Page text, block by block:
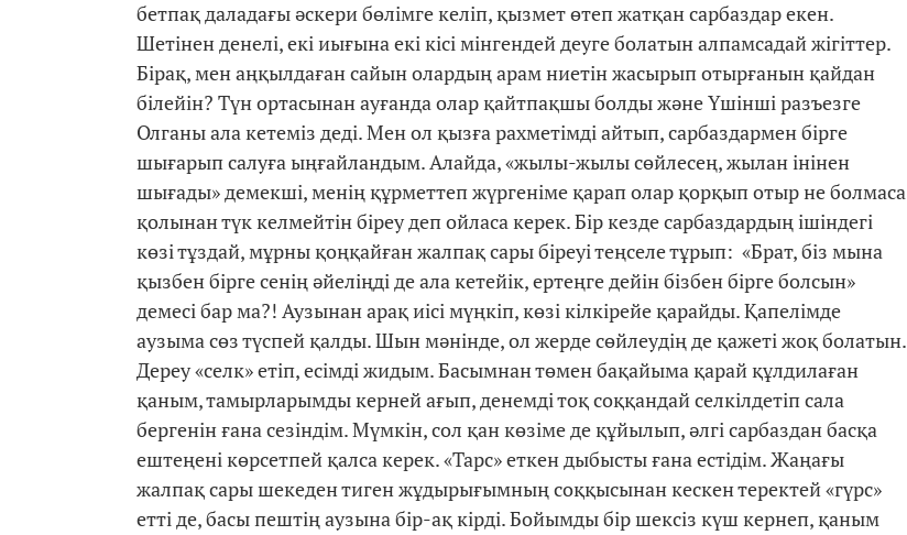
бетпақ даладағы әскери бөлімге келіп, қызмет өтеп жатқан сарбаздар екен.
Шетінен денелі, екі иығына екі кісі мінгендей деуге болатын алпамсадай жігіттер.
Бірақ, мен аңқылдаған сайын олардың арам ниетін жасырып отырғанын қайдан
білейін? Түн ортасынан ауғанда олар қайтпақшы болды және Үшінші разъезге
Олганы ала кетеміз деді. Мен ол қызға рахметімді айтып, сарбаздармен бірге
шығарып салуға ыңғайландым. Алайда, «жылы-жылы сөйлесең, жылан інінен
шығады» демекші, менің құрметтеп жүргеніме қарап олар қорқып отыр не болмаса
қолынан түк келмейтін біреу деп ойласа керек. Бір кезде сарбаздардың ішіндегі
көзі тұздай, мұрны қоңқайған жалпақ сары біреуі теңселе тұрып: «Брат, біз мына
қызбен бірге сенің әйеліңді де ала кетейік, ертеңге дейін бізбен бірге болсын»
демесі бар ма?! Аузынан арақ иісі мүңкіп, көзі кілкірейе қарайды. Қапелімде
аузыма сөз түспей қалды. Шын мәнінде, ол жерде сөйлеудің де қажеті жоқ болатын.
Дереу «селк» етіп, есімді жидым. Басымнан төмен бақайыма қарай құлдилаған
қаным, тамырларымды керней ағып, денемді тоқ соққандай селкілдетіп сала
бергенін ғана сезіндім. Мүмкін, сол қан көзіме де құйылып, әлгі сарбаздан басқа
ештеңені көрсетпей қалса керек. «Тарс» еткен дыбысты ғана естідім. Жаңағы
жалпақ сары шекеден тиген жұдырығымның соққысынан кескен теректей «гүрс»
етті де, басы пештің аузына бір-ақ кірді. Бойымды бір шексіз күш кернеп, қаным